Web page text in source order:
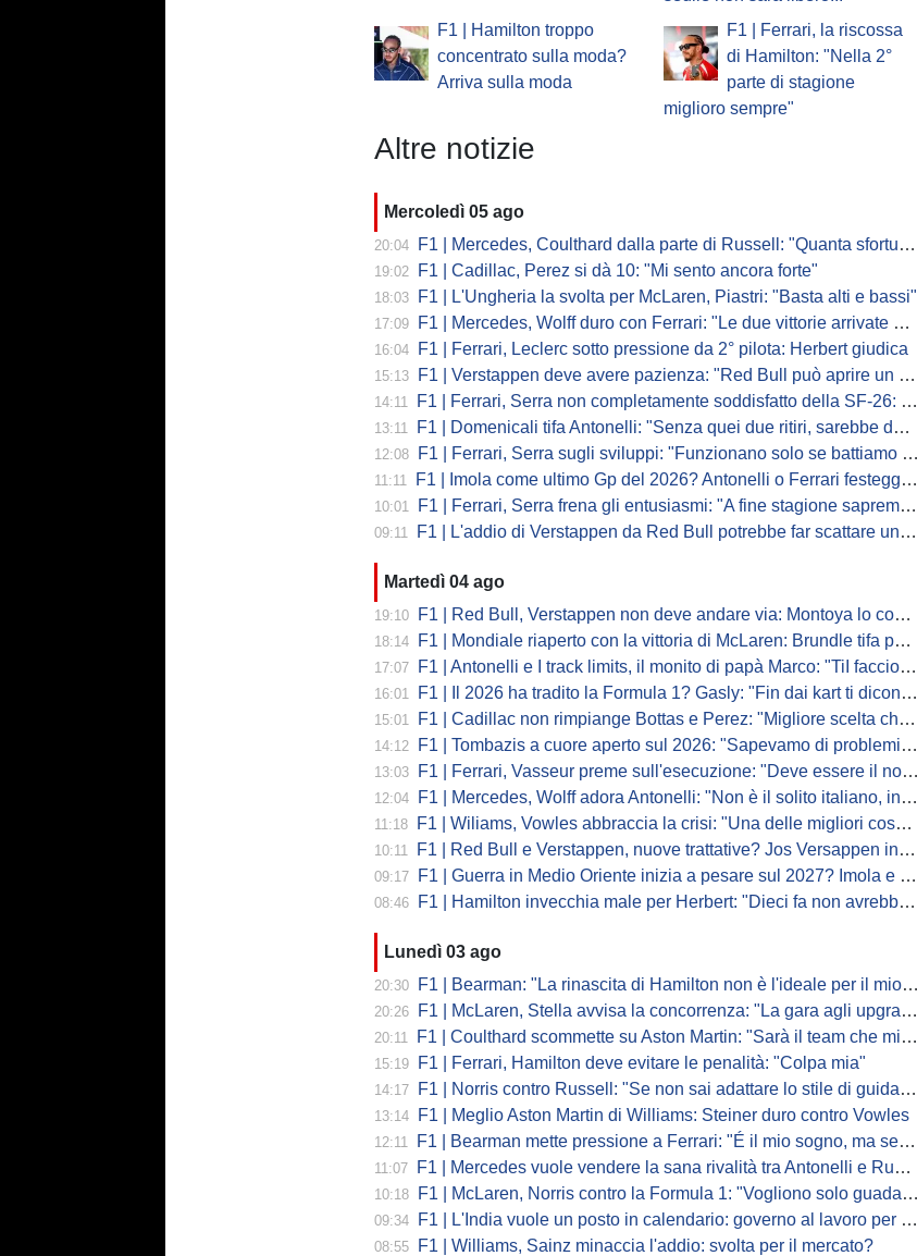
F1 | Hamilton troppo
concentrato sulla moda?
Arriva sulla moda
F1 | Ferrari, la riscossa
di Hamilton: "Nella 2°
parte di stagione
miglioro sempre"
Altre notizie
Mercoledì 05 ago
20:04 F1 | Mercedes, Coulthard dalla parte di Russell: "Quanta sfortuna può avere un pilota?"
19:02 F1 | Cadillac, Perez si dà 10: "Mi sento ancora forte"
18:03 F1 | L'Ungheria la svolta per McLaren, Piastri: "Basta alti e bassi"
17:09 F1 | Mercedes, Wolff duro con Ferrari: "Le due vittorie arrivate per colpa nostra
16:04 F1 | Ferrari, Leclerc sotto pressione da 2° pilota: Herbert giudica
15:13 F1 | Verstappen deve avere pazienza: "Red Bull può aprire un nuovo corso"
14:11 F1 | Ferrari, Serra non completamente soddisfatto della SF-26: "Non è solo la mia macchina"
13:11 F1 | Domenicali tifa Antonelli: "Senza quei due ritiri, sarebbe davanti di tanto"
12:08 F1 | Ferrari, Serra sugli sviluppi: "Funzionano solo se battiamo gli altri"
11:11 F1 | Imola come ultimo Gp del 2026? Antonelli o Ferrari festeggiano il titolo in casa...
10:01 F1 | Ferrari, Serra frena gli entusiasmi: "A fine stagione sapremo se SF-26 è forte"
09:11 F1 | L'addio di Verstappen da Red Bull potrebbe far scattare un domino: ne parla Fittipaldi
Martedì 04 ago
19:10 F1 | Red Bull, Verstappen non deve andare via: Montoya lo convince
18:14 F1 | Mondiale riaperto con la vittoria di McLaren: Brundle tifa papaya
17:07 F1 | Antonelli e I track limits, il monito di papà Marco: "TiI faccio fare la fine della gallina"
16:01 F1 | Il 2026 ha tradito la Formula 1? Gasly: "Fin dai kart ti dicono di non alzare il piede dal gas"
15:01 F1 | Cadillac non rimpiange Bottas e Perez: "Migliore scelta che potessimo fare"
14:12 F1 | Tombazis a cuore aperto sul 2026: "Sapevamo di problemi, ma serviva un accordo"
13:03 F1 | Ferrari, Vasseur preme sull'esecuzione: "Deve essere il nostro punto di forza"
12:04 F1 | Mercedes, Wolff adora Antonelli: "Non è il solito italiano, in bolla quando guida"
11:18 F1 | Wiliams, Vowles abbraccia la crisi: "Una delle migliori cose che potevano capitare"
10:11 F1 | Red Bull e Verstappen, nuove trattative? Jos Versappen insorge contro i giornalisti
09:17 F1 | Guerra in Medio Oriente inizia a pesare sul 2027? Imola e Barcellona osservano
08:46 F1 | Hamilton invecchia male per Herbert: "Dieci fa non avrebbe preso queste penalità"
Lunedì 03 ago
20:30 F1 | Bearman: "La rinascita di Hamilton non è l'ideale per il mio futuro in Ferrari"
20:26 F1 | McLaren, Stella avvisa la concorrenza: "La gara agli upgrade è appena iniziata"
20:11 F1 | Coulthard scommette su Aston Martin: "Sarà il team che migliorerà di più"
15:19 F1 | Ferrari, Hamilton deve evitare le penalità: "Colpa mia"
14:17 F1 | Norris contro Russell: "Se non sai adattare lo stile di guida, perdi"
13:14 F1 | Meglio Aston Martin di Williams: Steiner duro contro Vowles
12:11 F1 | Bearman mette pressione a Ferrari: "É il mio sogno, ma se il sedile non sarà libero..."
11:07 F1 | Mercedes vuole vendere la sana rivalità tra Antonelli e Russell: parla Lord
10:18 F1 | McLaren, Norris contro la Formula 1: "Vogliono solo guadagnare"
09:34 F1 | L'India vuole un posto in calendario: governo al lavoro per il 2028
08:55 F1 | Williams, Sainz minaccia l'addio: svolta per il mercato?